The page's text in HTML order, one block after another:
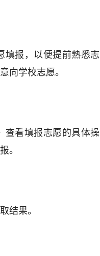
填报，以便提前熟悉志
向学校志愿。
查看填报志愿的具体操
。
结果。